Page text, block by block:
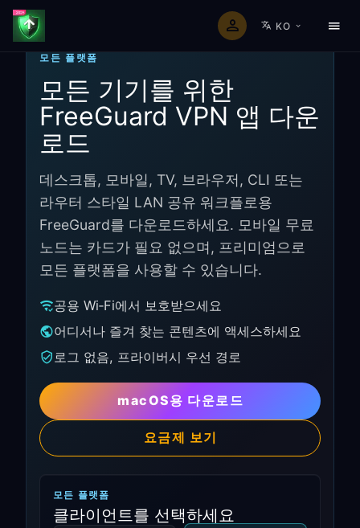
KO
모든 플랫폼
모든 기기를 위한
FreeGuard VPN 앱 다운
로드
데스크톱, 모바일, TV, 브라우저, CLI 또는
라우터 스타일 LAN 공유 워크플로용
FreeGuard를 다운로드하세요. 모바일 무료
노드는 카드가 필요 없으며, 프리미엄으로
모든 플랫폼을 사용할 수 있습니다.
공용 Wi‑Fi에서 보호받으세요
어디서나 즐겨 찾는 콘텐츠에 액세스하세요
로그 없음, 프라이버시 우선 경로
macOS용 다운로드
요금제 보기
모든 플랫폼
클라이언트를 선택하세요